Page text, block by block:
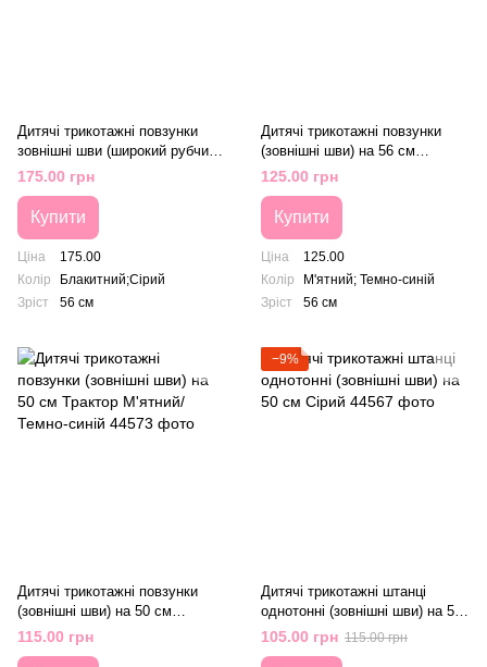
Дитячі трикотажні повзунки
зовнішні шви (широкий рубчик)
на 56 см Горошок Блакитний/
175.00 грн
Купити
Ціна
175.00
Колір
Блакитний;Сірий
Зріст
56 см
Дитячі трикотажні повзунки
(зовнішні шви) на 56 см
Трактор М'ятний/ Темно-синій
125.00 грн
Купити
Ціна
125.00
Колір
М'ятний; Темно-синій
Зріст
56 см
Дитячі трикотажні повзунки
(зовнішні шви) на 50 см
Трактор М'ятний/ Темно-синій
115.00 грн
−9%
Дитячі трикотажні штанці
однотонні (зовнішні шви) на 50
см Сірий
105.00 грн 115.00 грн